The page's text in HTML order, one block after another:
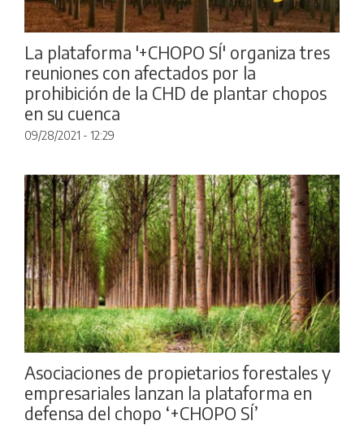
La plataforma '+CHOPO SÍ' organiza tres
reuniones con afectados por la
prohibición de la CHD de plantar chopos
en su cuenca
09/28/2021 - 12:29
Asociaciones de propietarios forestales y
empresariales lanzan la plataforma en
defensa del chopo ‘+CHOPO SÍ’